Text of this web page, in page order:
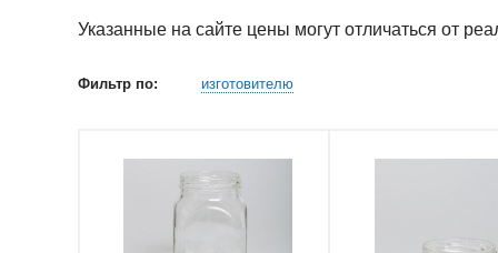
Указанные на сайте цены могут отличаться от
Фильтр по: изготовителю